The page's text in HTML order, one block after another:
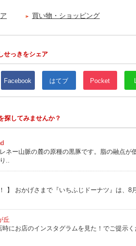
買い物・ショッピング
せっきをシェア
Facebook はてブ Pocket
してみませんか？
ネー山脈の麓の原種の黒豚です。脂の融点が
..
】 おかげさまで『いちふじドーナツ』は、8
丘
時にお店のインスタグラムを見た！でご提示